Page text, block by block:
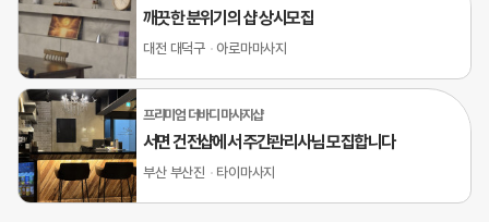
깨끗한 분위기의 샵 상시모집
대전 대덕구 아로마마사지
프리미엄 더바디 마사지샵
서면 건전샵에서 주간관리사님 모집합니다
부산 부산진 타이마사지